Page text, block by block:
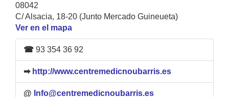
08042
C/ Alsacia, 18-20 (Junto Mercado Guineueta)
Ver en el mapa
☎ 93 354 36 92
➡ http://www.centremedicnoubarris.es
@ Info@centremedicnoubarris.es